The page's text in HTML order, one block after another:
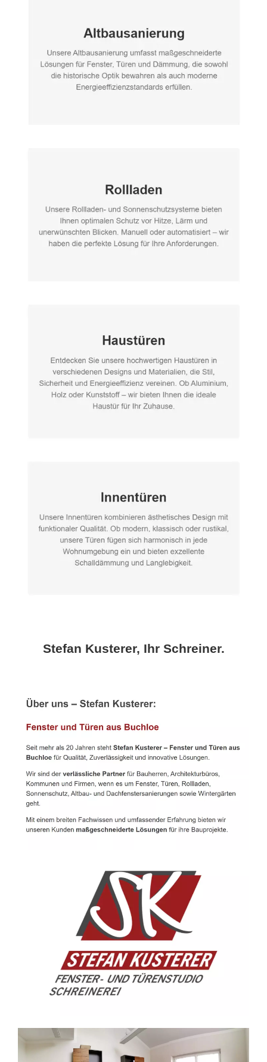
Stefan Kusterer, Ihr Schreiner.